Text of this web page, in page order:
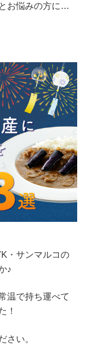
お悩みの方に…
・サンマルコの
♪
温で持ち運べて
！
さい。